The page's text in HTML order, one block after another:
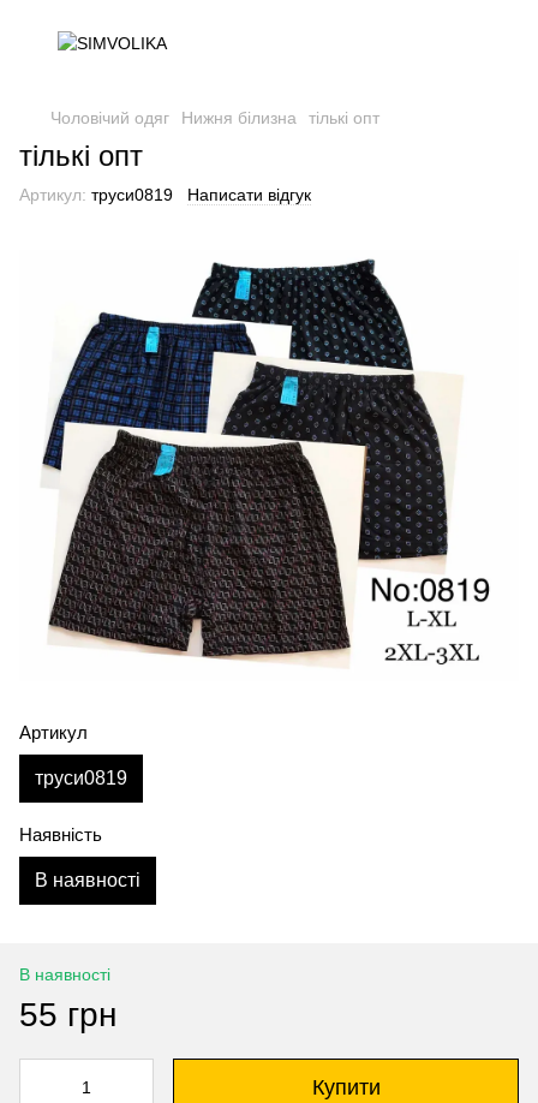
Чоловічий одяг Нижня білизна тількі опт
тількі опт
Артикул: труси0819 Написати відгук
Артикул
труси0819
Наявність
В наявності
В наявності
55 грн
Купити